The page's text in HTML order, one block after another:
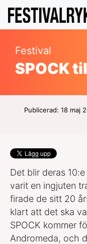
Festival
SPOCK
Publicerad: 18 maj
Det blir deras
varit en ingjuten
firade de sitt 20
klart att det ska
SPOCK kommer
Andromeda, och